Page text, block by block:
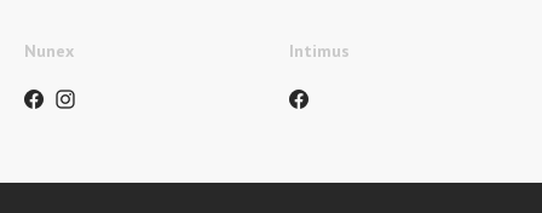
Nunex Intimus